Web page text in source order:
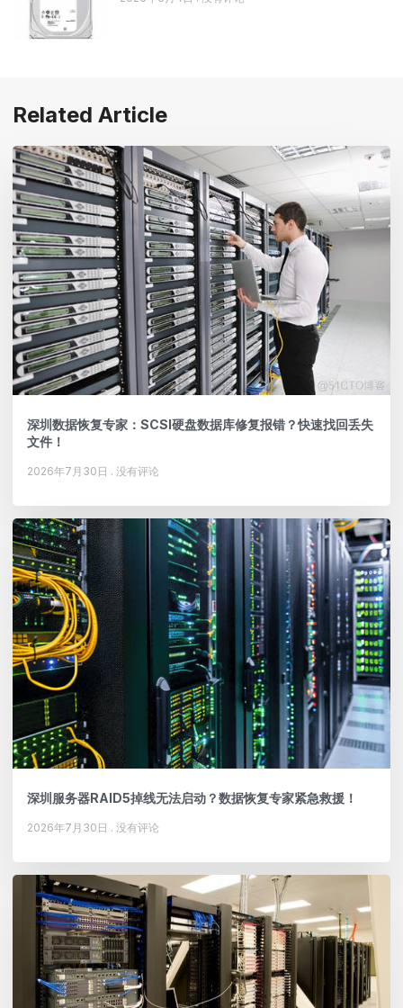
Related Article
深圳数据恢复专家：SCSI硬盘数据库修复报错？快速找回丢失
文件！
2026年7月30日 没有评论
深圳服务器RAID5掉线无法启动？数据恢复专家紧急救援！
2026年7月30日 没有评论